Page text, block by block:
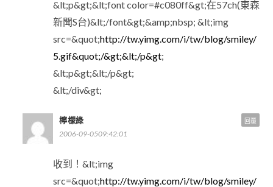
&lt;p&gt;&lt;font color=#c080ff&gt;在57ch(東森
新聞S台)&lt;/font&gt;&amp;nbsp; &lt;img
src=&quot;http://tw.yimg.com/i/tw/blog/smiley/
5.gif&quot;/&gt;&lt;/p&gt;
&lt;p&gt;&lt;/p&gt;
&lt;/div&gt;
檸檬綠
2006-09-0509:42:01
收到！&lt;img
src=&quot;http://tw.yimg.com/i/tw/blog/smiley/
回覆